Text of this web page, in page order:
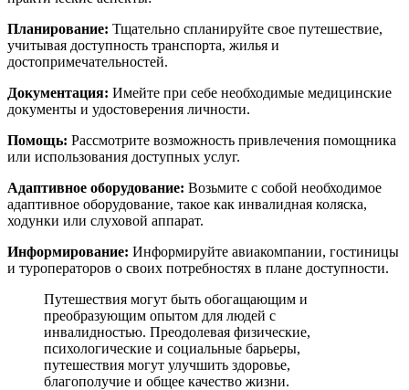
Планирование: Тщательно спланируйте свое путешествие,
учитывая доступность транспорта, жилья и
достопримечательностей.
Документация: Имейте при себе необходимые медицинские
документы и удостоверения личности.
Помощь: Рассмотрите возможность привлечения помощника
или использования доступных услуг.
Адаптивное оборудование: Возьмите с собой необходимое
адаптивное оборудование, такое как инвалидная коляска,
ходунки или слуховой аппарат.
Информирование: Информируйте авиакомпании, гостиницы
и туроператоров о своих потребностях в плане доступности.
Путешествия могут быть обогащающим и
преобразующим опытом для людей с
инвалидностью. Преодолевая физические,
психологические и социальные барьеры,
путешествия могут улучшить здоровье,
благополучие и общее качество жизни.